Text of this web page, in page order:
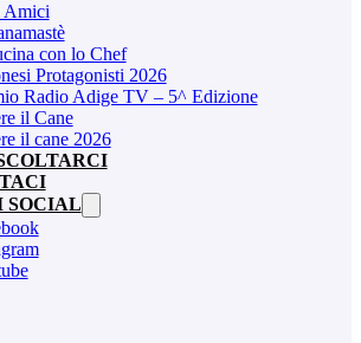
Amici
con lo Chef
Protagonisti 2026
Radio Adige TV – 5^ Edizione
il Cane
il cane 2026
SOCIAL